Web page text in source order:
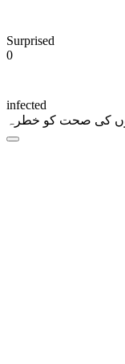
Surprised
0
infected
کی صحت کو خطرہ